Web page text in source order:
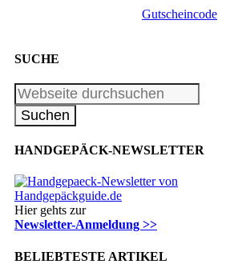
Gutscheincode
SUCHE
HANDGEPÄCK-NEWSLETTER
Hier gehts zur
Newsletter-Anmeldung >>
BELIEBTESTE ARTIKEL